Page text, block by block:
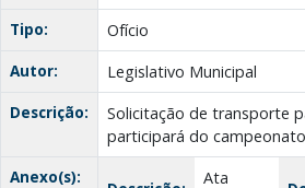
Tipo:
Ofício
Autor:
Legislativo Municipal
Descrição:
Solicitação de transporte
participará do
Anexo(s):
Ata